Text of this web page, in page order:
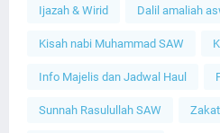
Ijazah & Wirid Dalil amaliah
Kisah nabi Muhammad SAW
Info Majelis dan Jadwal Haul
Sunnah Rasulullah SAW Zakat